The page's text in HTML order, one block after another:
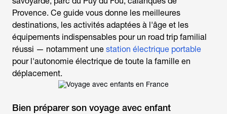
Provence. Ce guide vous donne les meilleures
destinations, les activités adaptées à l'âge et les
équipements indispensables pour un road trip familial
réussi — notamment une station électrique portable
pour l'autonomie électrique de toute la famille en
déplacement.
Bien préparer son voyage avec enfant